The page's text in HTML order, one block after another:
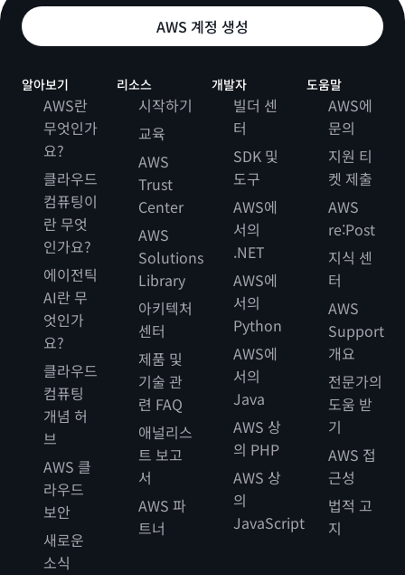
AWS 계정 생성
알아보기
AWS란
무엇인가
요?
클라우드
컴퓨팅이
란 무엇
인가요?
에이전틱
AI란 무
엇인가
요?
클라우드
컴퓨팅
개념 허
브
AWS 클
라우드
보안
새로운
소식
리소스
시작하기
교육
AWS
Trust
Center
AWS
Solutions
Library
아키텍처
센터
제품 및
기술 관
련 FAQ
애널리스
트 보고
서
AWS 파
트너
개발자
빌더 센
터
SDK 및
도구
AWS에
서의
.NET
AWS에
서의
Python
AWS에
서의
Java
AWS 상
의 PHP
AWS 상
의
JavaScript
도움말
AWS에
문의
지원 티
켓 제출
AWS
re:Post
지식 센
터
AWS
Support
개요
전문가의
도움 받
기
AWS 접
근성
법적 고
지